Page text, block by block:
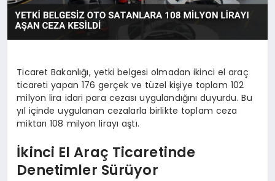
TEKNOLOJI
Ticaret Bakanlığı, yetki belgesi olmadan ikinci el araç
ticareti yapan 176 gerçek ve tüzel kişiye toplam 102
milyon lira idari para cezası uygulandığını duyurdu. Bu
yıl içinde uygulanan cezalarla birlikte toplam ceza
miktarı 108 milyon lirayı aştı.
İkinci El Araç Ticaretinde
Denetimler Sürüyor